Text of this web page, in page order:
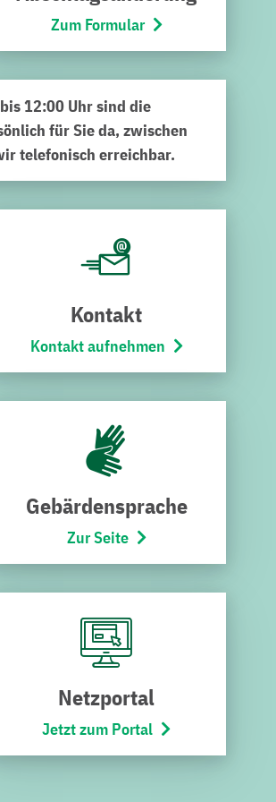
SERVICES
Downloads
Kündigung
Widerruf
Zum Formular
12:00 Uhr sind die
für Sie da, zwischen
telefonisch erreichbar.
Kontakt
Kontakt aufnehmen
Gebärdensprache
Zur Seite
Netzportal
Jetzt zum Portal